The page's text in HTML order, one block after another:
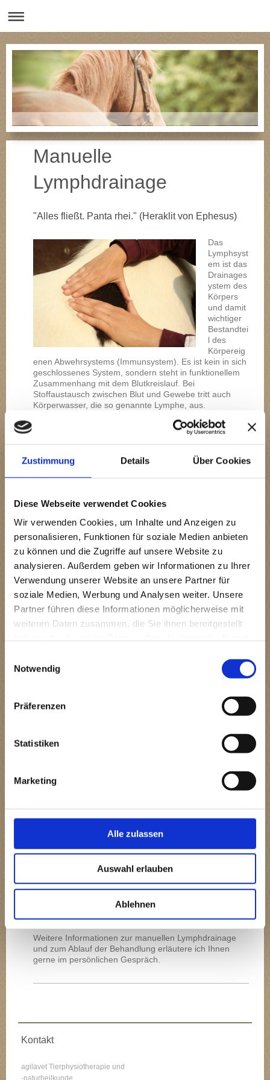
Zustimmung Details Über Cookies
Diese Webseite verwendet Cookies
Wir verwenden Cookies, um Inhalte und Anzeigen zu
personalisieren, Funktionen für soziale Medien anbieten
zu können und die Zugriffe auf unsere Website zu
analysieren. Außerdem geben wir Informationen zu Ihrer
Verwendung unserer Website an unsere Partner für
soziale Medien, Werbung und Analysen weiter. Unsere
Partner führen diese Informationen möglicherweise mit
weiteren Daten zusammen, die Sie ihnen bereitgestellt
Notwendig
Präferenzen
Statistiken
Marketing
Alle zulassen
Auswahl erlauben
Ablehnen
Manuelle
Lymphdrainage
"Alles fließt. Panta rhei." (Heraklit von Ephesus)
Das
Lymphsyst
em ist das
Drainages
ystem des
Körpers
und damit
wichtiger
Bestandtei
l des
Körpereig
enen Abwehrsystems (Immunsystem). Es ist kein in sich
geschlossenes System, sondern steht in funktionellem
Zusammenhang mit dem Blutkreislauf. Bei
Stoffaustausch zwischen Blut und Gewebe tritt auch
Körperwasser, die so genannte Lymphe, aus.
Die Lymphgefäße transportieren die Lymphe herzwärts
unter Ausnutzung der so genannten Muskelpumpe
(Kontraktion der Skelettmuskulatur), der Darmperistaltik
(Darmbewegung) und der Sogwirkung, die beim
immer in der Lage, seine Aufgabe alleine
Lymphdrainage zum Einsatz.
Die manuelle Lymphdrainage ist eine Form der
physikalischen Therapie, die zum Ziel hat, mittels ganz
bestimmter Grifftechniken das Lymphsystem zu
aktivieren. Die Lymphdrainage wird vor allem zur
Behandlung chronischer Ödeme und zur Unterstützung
der Wundheilung nach Verletzungen/Operationen
eingesetzt.
Bewegungsbedingte Myopathien (Tying Up,
Tendopathien (Sehnenerkrankungen
Hufrehe
Cool Down nach der Arbeit (um eine
Übersäuerung der Muskulatur zu vermeiden)
Die manuelle Lymphdrainage wird, bei allen
medizinischen Indikationen, ausschließlich nach
durchgeführt. Ausnahme bildet hier die Anwendung, die
im Rahmen des Cool Downs durchführt wird.
Weitere Informationen zur manuellen Lymphdrainage
und zum Ablauf der Behandlung erläutere ich Ihnen
gerne im persönlichen Gespräch.
Kontakt
agilavet Tierphysiotherapie und
-naturheilkunde